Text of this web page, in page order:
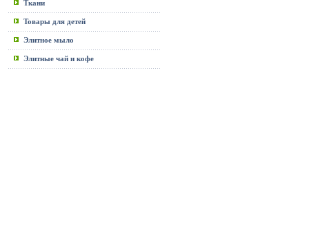
Ткани
Товары для детей
Элитное мыло
Элитные чай и кофе